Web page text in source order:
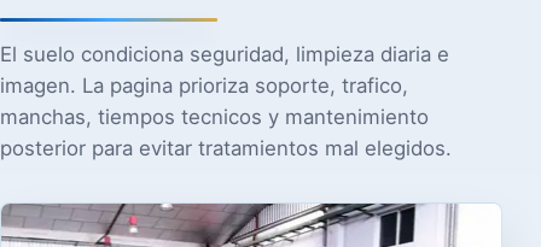
El suelo condiciona seguridad, limpieza diaria e
imagen. La pagina prioriza soporte, trafico,
manchas, tiempos tecnicos y mantenimiento
posterior para evitar tratamientos mal elegidos.